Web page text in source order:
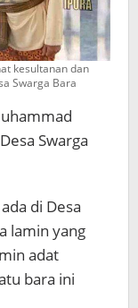
kesultanan dan
Swarga Bara
Swarga
di Desa
lamin yang
adat
bara ini